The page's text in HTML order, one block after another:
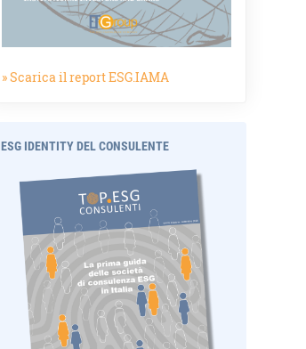
» Scarica il report ESG.IAMA
ESG IDENTITY DEL CONSULENTE